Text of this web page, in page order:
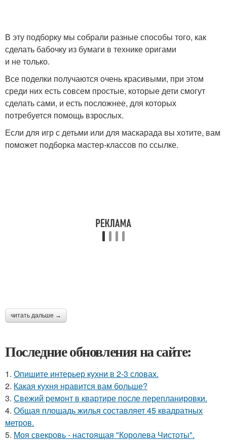
В эту подборку мы собрали разные способы того, как
сделать бабочку из бумаги в технике оригами
и не только.
Все поделки получаются очень красивыми, при этом
среди них есть совсем простые, которые дети смогут
сделать сами, и есть посложнее, для которых
потребуется помощь взрослых.
Если для игр с детьми или для маскарада вы хотите, вам
поможет подборка мастер-классов по ссылке.
читать дальше →
Последние обновления на сайте:
1. Опишите интерьер кухни в 2-3 словах.
2. Какая кухня нравится вам больше?
3. Свежий ремонт в квартире после перепланировки.
4. Общая площадь жилья составляет 45 квадратных
метров.
5. Моя свекровь - настоящая "Королева Чистоты".